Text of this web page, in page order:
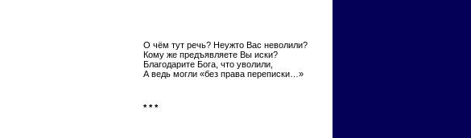
О чём тут речь? Неужто Вас неволили?
Кому же предъявляете Вы иски?
Благодарите Бога, что уволили,
А ведь могли «без права переписки…»
* * *